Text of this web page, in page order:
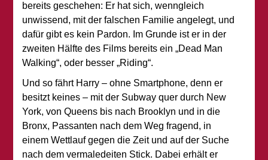
bereits geschehen: Er hat sich, wenngleich
unwissend, mit der falschen Familie angelegt, und
dafür gibt es kein Pardon. Im Grunde ist er in der
zweiten Hälfte des Films bereits ein „Dead Man
Walking“, oder besser „Riding“.
Und so fährt Harry – ohne Smartphone, denn er
besitzt keines – mit der Subway quer durch New
York, von Queens bis nach Brooklyn und in die
Bronx, Passanten nach dem Weg fragend, in
einem Wettlauf gegen die Zeit und auf der Suche
nach dem vermaledeiten Stick. Dabei erhält er